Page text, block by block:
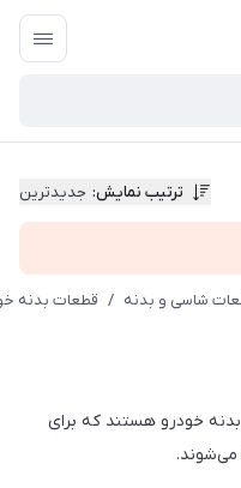
ترتیب نمایش: جدیدترین
شاسی و بدنه / قطعات بدنه
خودرو هستند که برای